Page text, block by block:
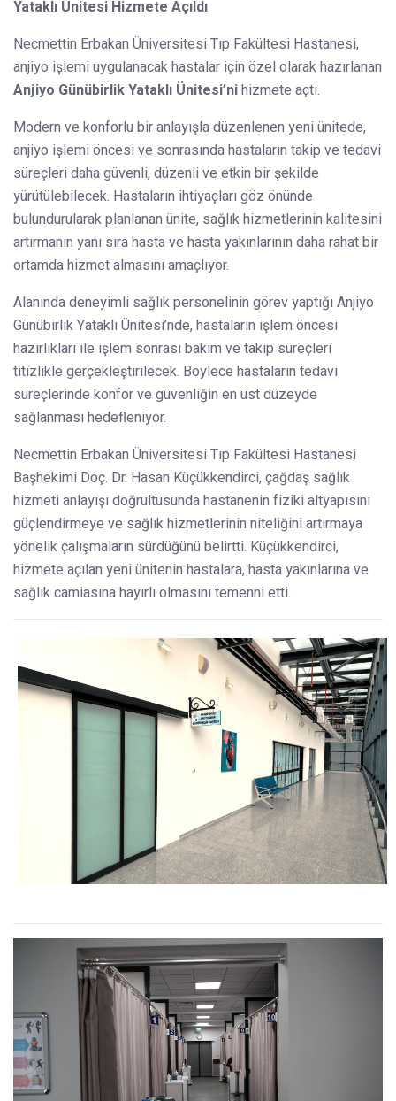
Yataklı Ünitesi Hizmete Açıldı
Necmettin Erbakan Üniversitesi Tıp Fakültesi Hastanesi,
anjiyo işlemi uygulanacak hastalar için özel olarak hazırlanan
Anjiyo Günübirlik Yataklı Ünitesi’nihizmete açtı.
Modern ve konforlu bir anlayışla düzenlenen yeni ünitede,
anjiyo işlemi öncesi ve sonrasında hastaların takip ve tedavi
süreçleri daha güvenli, düzenli ve etkin bir şekilde
yürütülebilecek. Hastaların ihtiyaçları göz önünde
bulundurularak planlanan ünite, sağlık hizmetlerinin kalitesini
artırmanın yanı sıra hasta ve hasta yakınlarının daha rahat bir
ortamda hizmet almasını amaçlıyor.
Alanında deneyimli sağlık personelinin görev yaptığı Anjiyo
Günübirlik Yataklı Ünitesi’nde, hastaların işlem öncesi
hazırlıkları ile işlem sonrası bakım ve takip süreçleri
titizlikle gerçekleştirilecek. Böylece hastaların tedavi
süreçlerinde konfor ve güvenliğin en üst düzeyde
sağlanması hedefleniyor.
Necmettin Erbakan Üniversitesi Tıp Fakültesi Hastanesi
Başhekimi Doç. Dr. Hasan Küçükkendirci, çağdaş sağlık
hizmeti anlayışı doğrultusunda hastanenin fiziki altyapısını
güçlendirmeye ve sağlık hizmetlerinin niteliğini artırmaya
yönelik çalışmaların sürdüğünü belirtti. Küçükkendirci,
hizmete açılan yeni ünitenin hastalara, hasta yakınlarına ve
sağlık camiasına hayırlı olmasını temenni etti.